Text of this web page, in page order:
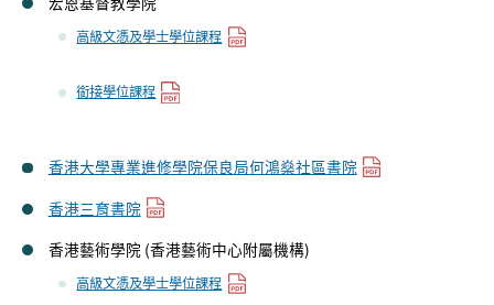
高級文憑及學士學位課程
銜接學位課程
香港大學專業進修學院保良局何鴻燊社區書院
香港三育書院
香港藝術學院 (香港藝術中心附屬機構)
高級文憑及學士學位課程